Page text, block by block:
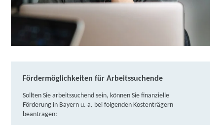
BIB Augsburg gGmbH, Gesellschaft für Bildung,
Integration und Beruf | Von-Brug-Straße 13, 82467
Garmisch-PartenkirchenPartner
weitere Informationen
Wirtschaft (bfz) gGmbH | Am Turmacker 2, 94481
Grafenau Partner
Fördermöglichkeiten für Arbeitssuchende
Sollten Sie arbeitssuchend sein, können Sie finanzielle
Förderung in Bayern u. a. bei folgenden Kostenträgern
beantragen: